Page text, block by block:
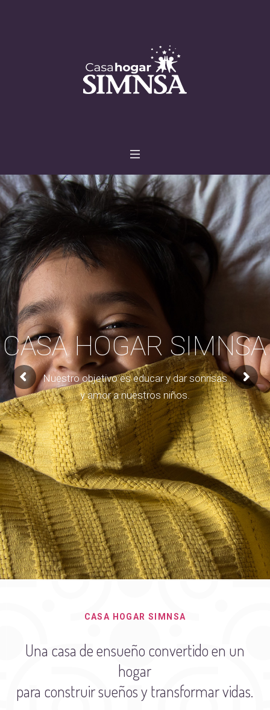
CASA HOGAR SIMNSA
Nuestro objetivo es educar y dar sonrisas
y amor a nuestros niños.
CASA HOGAR SIMNSA
Una casa de ensueño convertido en un
hogar
para construir sueños y transformar vidas.